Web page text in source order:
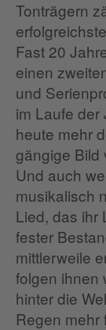
Tonträgern
Fast 20
einen
und
im Laufe der
heute mehr
gängige Bild
Und auch
musikalisch
Lied, das ihr
fester
mittlerweile
folgen ihnen
hinter die
Regen mehr